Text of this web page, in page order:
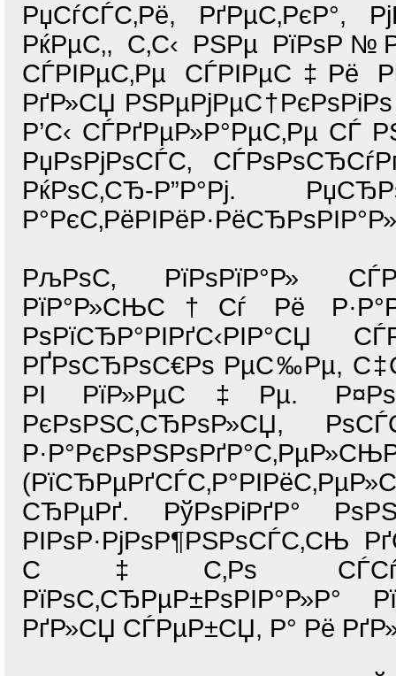
РџСѓСЃС‚Рё, РґРµС‚РєР°,
РќРµС‚, С‚С‹ РЅРµ
СЃРІРµС‚Рµ СЃРІРµС‡Рё
РґР»СЏ
Р’С‹ СЃРґРµР»Р°РµС‚Рµ СЃ
РџРѕРјРѕСЃС‚
РќРѕС‚СЂ-Р”Р°Рј.
РљРѕС‚ РїРѕРїР°Р»
РїР°Р»СЊС†Сѓ Рё
РҐРѕСЂРѕС€Рѕ РµС‰Рµ,
РІ РїР»РµС‡Рµ.
РєРѕРЅС‚СЂРѕР»СЏ,
СЂРµРґ. РўРѕРіРґР°
РІРѕР·РјРѕР¶РЅРѕСЃС‚СЊ
С‡С‚Рѕ
РґР»СЏ СЃРµР±СЏ, Р° Рё